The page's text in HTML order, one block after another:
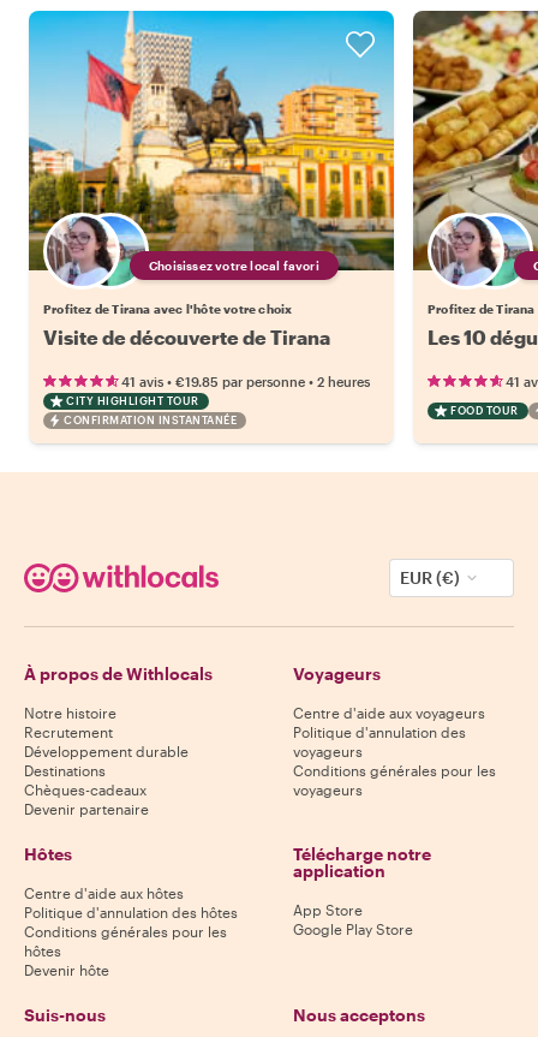
Choisissez votre local favori
Profitez de Tirana avec l'hôte votre choix
Visite de découverte de Tirana
41 avis • €19.85 par personne • 2 heures
CITY HIGHLIGHT TOUR
CONFIRMATION INSTANTANÉE
Profitez de
Les 10
41
FOOD TOUR
EUR (€)
À propos de Withlocals
Notre histoire
Recrutement
Développement durable
Destinations
Chèques-cadeaux
Devenir partenaire
Voyageurs
Centre d'aide aux voyageurs
Politique d'annulation des
voyageurs
Conditions générales pour les
voyageurs
Hôtes
Centre d'aide aux hôtes
Politique d'annulation des hôtes
Conditions générales pour les
hôtes
Devenir hôte
Télécharge notre
application
App Store
Google Play Store
Suis-nous Nous acceptons